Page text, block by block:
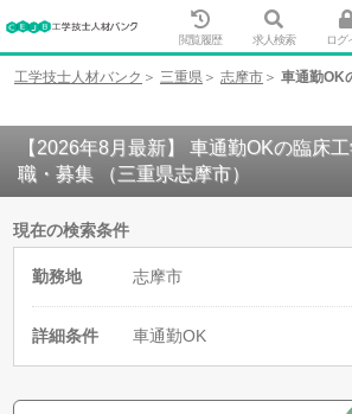
閲覧履歴 求人検索 ログ
工学技士人材バンク 三重県 志摩市
車通勤OK
【2026年8月最新】 車通勤OKの臨床
職・募集 （三重県志摩市）
現在の検索条件
勤務地 志摩市
詳細条件 車通勤OK